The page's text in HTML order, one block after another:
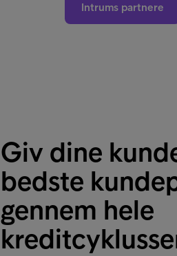
Intrums partnere
Giv dine
bedste
gennem hele